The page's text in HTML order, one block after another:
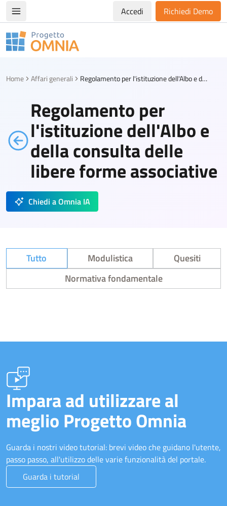
Apri/chiudi menù di navigazioneAccedi Richiedi Demo
Progetto Omnia
Home Affari generali Regolamento per l'istituzione dell'Albo e della consulta delle libere forme associative
Regolamento per
l'istituzione dell'Albo e
della consulta delle
libere forme associative
Chiedi a Omnia IA
Tutto Modulistica
Quesiti
Normativa fondamentale
Impara ad utilizzare al
meglio Progetto Omnia
Guarda i nostri video tutorial: brevi video che guidano l'utente,
passo passo, all'utilizzo delle varie funzionalità del portale.
Guarda i tutorial